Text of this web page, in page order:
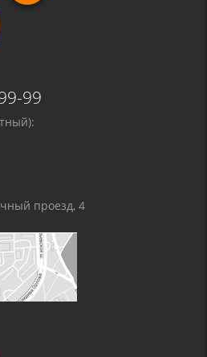
99
проезд, 4